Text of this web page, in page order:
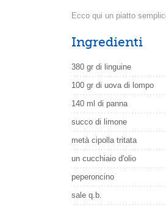
Ecco qui un piatto
Ingredienti
380 gr di linguine
100 gr di uova di lompo
140 ml di panna
succo di limone
metà cipolla tritata
un cucchiaio d'olio
peperoncino
sale q.b.